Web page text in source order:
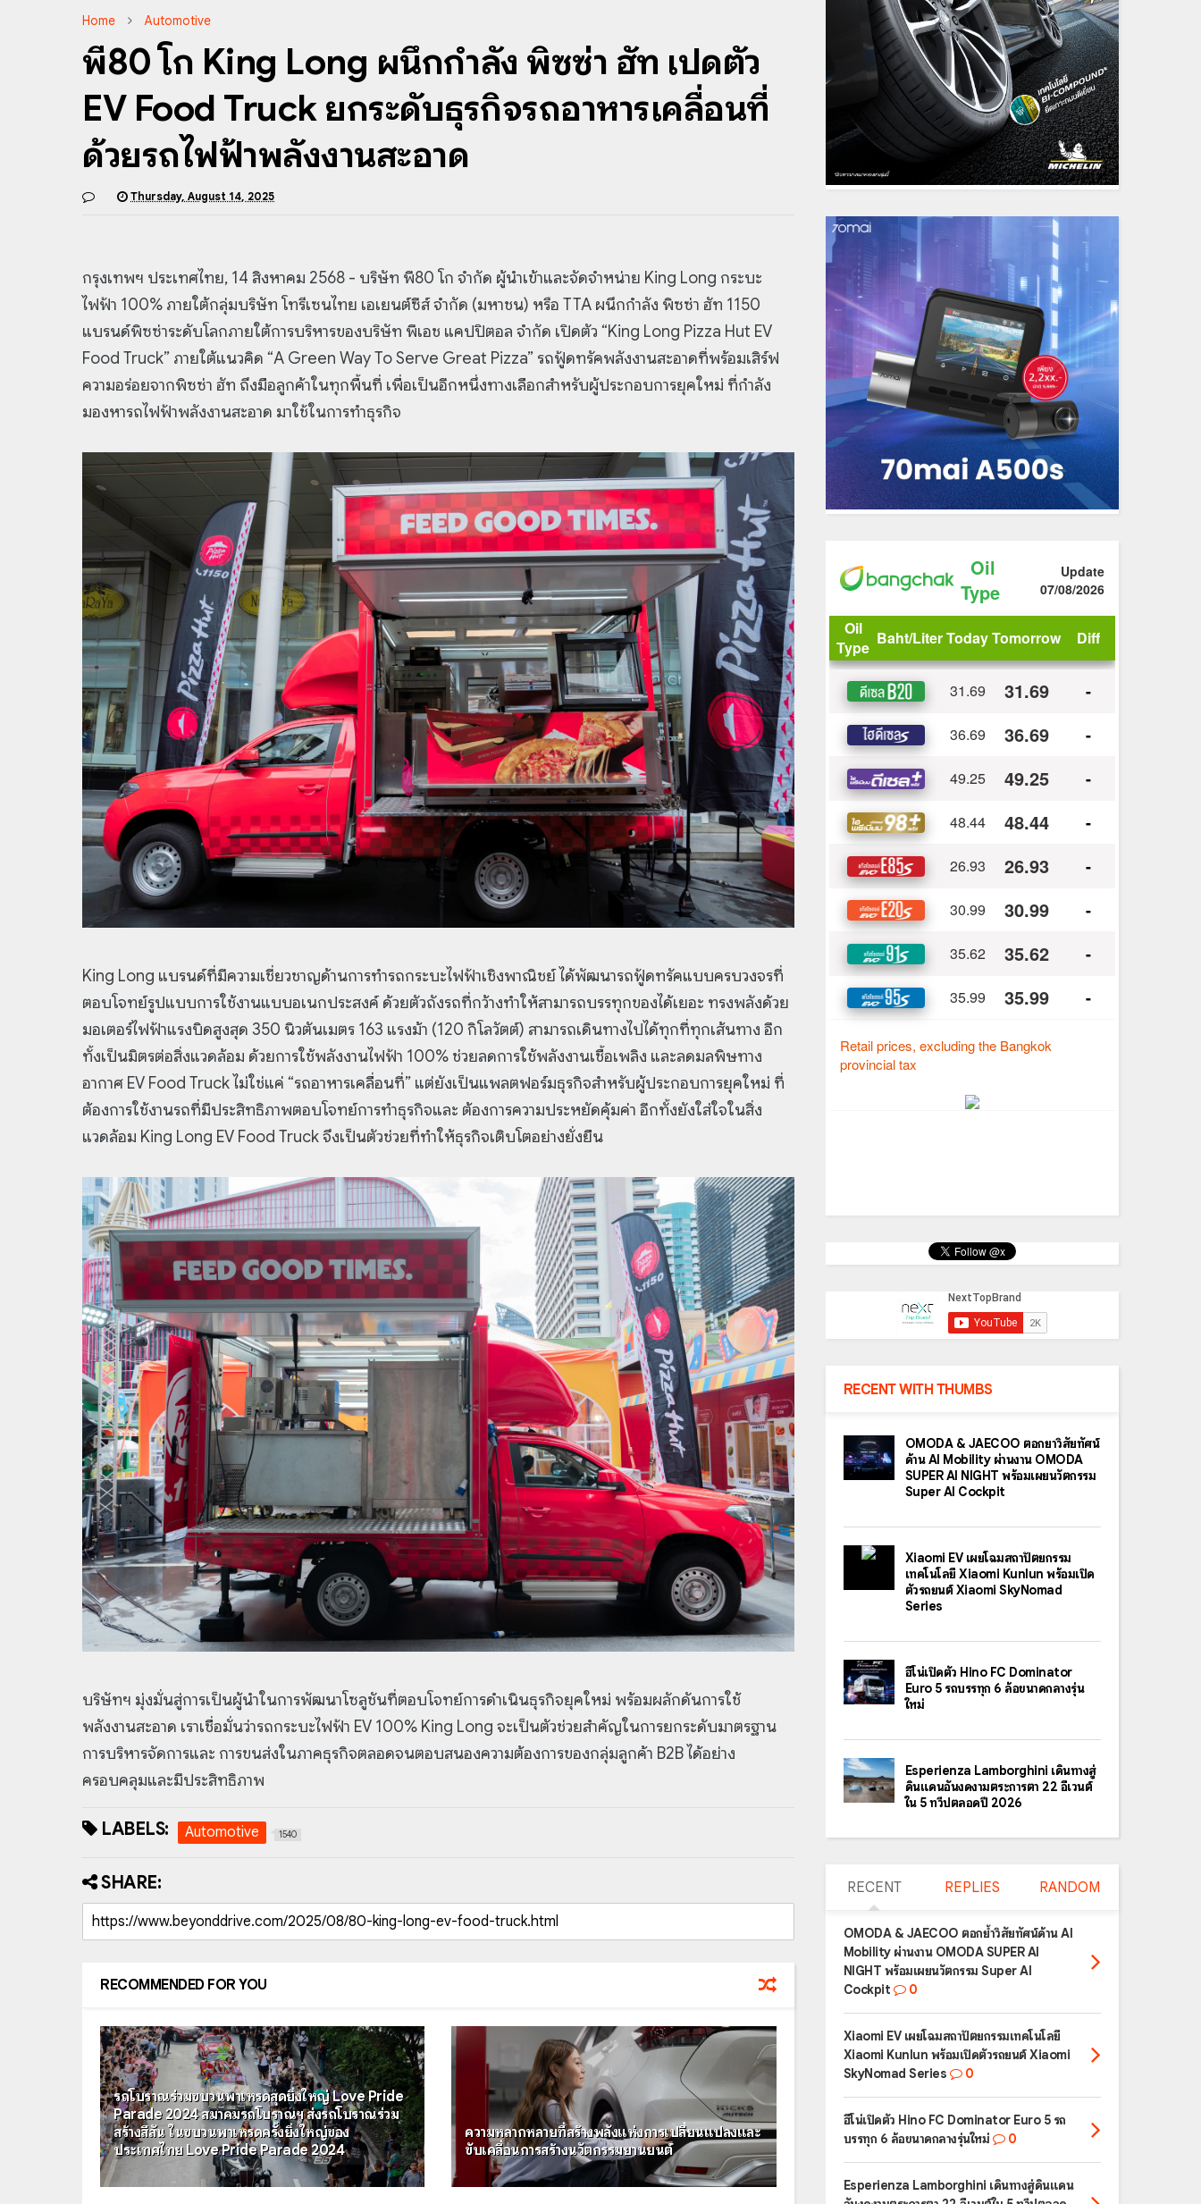
Home Automotive
พี80 โก King Long ผนึกกำลัง พิซซ่า ฮัท เปิดตัว
EV Food Truck ยกระดับธุรกิจรถอาหารเคลื่อนที่
ด้วยรถไฟฟ้าพลังงานสะอาด
Thursday, August 14, 2025
กรุงเทพฯ ประเทศไทย, 14 สิงหาคม 2568 - บริษัท พี80 โก จำกัด ผู้นำเข้าและจัดจำหน่าย King Long กระบะ
ไฟฟ้า 100% ภายใต้กลุ่มบริษัท โทรีเซนไทย เอเยนต์ซีส์ จำกัด (มหาชน) หรือ TTA ผนึกกำลัง พิซซ่า ฮัท 1150
แบรนด์พิซซ่าระดับโลกภายใต้การบริหารของบริษัท พีเอช แคปปิตอล จำกัด เปิดตัว “King Long Pizza Hut EV
Food Truck” ภายใต้แนวคิด “A Green Way To Serve Great Pizza” รถฟู้ดทรัคพลังงานสะอาดที่พร้อมเสิร์ฟ
ความอร่อยจากพิซซ่า ฮัท ถึงมือลูกค้าในทุกพื้นที่ เพื่อเป็นอีกหนึ่งทางเลือกสำหรับผู้ประกอบการยุคใหม่ ที่กำลัง
มองหารถไฟฟ้าพลังงานสะอาด มาใช้ในการทำธุรกิจ
King Long แบรนด์ที่มีความเชี่ยวชาญด้านการทำรถกระบะไฟฟ้าเชิงพาณิชย์ ได้พัฒนารถฟู้ดทรัคแบบครบวงจรที่
ตอบโจทย์รูปแบบการใช้งานแบบอเนกประสงค์ ด้วยตัวถังรถที่กว้างทำให้สามารถบรรทุกของได้เยอะ ทรงพลังด้วย
มอเตอร์ไฟฟ้าแรงบิดสูงสุด 350 นิวตันเมตร 163 แรงม้า (120 กิโลวัตต์) สามารถเดินทางไปได้ทุกที่ทุกเส้นทาง อีก
ทั้งเป็นมิตรต่อสิ่งแวดล้อม ด้วยการใช้พลังงานไฟฟ้า 100% ช่วยลดการใช้พลังงานเชื้อเพลิง และลดมลพิษทาง
อากาศ EV Food Truck ไม่ใช่แค่ “รถอาหารเคลื่อนที่” แต่ยังเป็นแพลตฟอร์มธุรกิจสำหรับผู้ประกอบการยุคใหม่ ที่
ต้องการใช้งานรถที่มีประสิทธิภาพตอบโจทย์การทำธุรกิจและ ต้องการความประหยัดคุ้มค่า อีกทั้งยังใส่ใจในสิ่ง
แวดล้อม King Long EV Food Truck จึงเป็นตัวช่วยที่ทำให้ธุรกิจเติบโตอย่างยั่งยืน
บริษัทฯ มุ่งมั่นสู่การเป็นผู้นำในการพัฒนาโซลูชันที่ตอบโจทย์การดำเนินธุรกิจยุคใหม่ พร้อมผลักดันการใช้
พลังงานสะอาด เราเชื่อมั่นว่ารถกระบะไฟฟ้า EV 100% King Long จะเป็นตัวช่วยสำคัญในการยกระดับมาตรฐาน
การบริหารจัดการและ การขนส่งในภาคธุรกิจตลอดจนตอบสนองความต้องการของกลุ่มลูกค้า B2B ได้อย่าง
ครอบคลุมและมีประสิทธิภาพ
LABELS: Automotive 1540
SHARE:
RECOMMENDED FOR YOU
รถโบราณร่วมขบวนพาเหรดสุดยิ่งใหญ่ Love Pride
Parade 2024 สมาคมรถโบราณฯ ส่งรถโบราณร่วม
สร้างสีสัน ในขบวนพาเหรดครั้งยิ่งใหญ่ของ
ประเทศไทย Love Pride Parade 2024
ความหลากหลายที่สร้างพลังแห่งการเปลี่ยนแปลงและ
ขับเคลื่อนการสร้างนวัตกรรมยานยนต์
RECENT WITH THUMBS
OMODA & JAECOO ตอกย้ำวิสัยทัศน์
ด้าน AI Mobility ผ่านงาน OMODA
SUPER AI NIGHT พร้อมเผยนวัตกรรม
Super AI Cockpit
Xiaomi EV เผยโฉมสถาปัตยกรรม
เทคโนโลยี Xiaomi Kunlun พร้อมเปิด
ตัวรถยนต์ Xiaomi SkyNomad
Series
ฮีโน่เปิดตัว Hino FC Dominator
Euro 5 รถบรรทุก 6 ล้อขนาดกลางรุ่น
ใหม่
Esperienza Lamborghini เดินทางสู่
ดินแดนอันงดงามตระการตา 22 อีเวนต์
ใน 5 ทวีปตลอดปี 2026
RECENT REPLIES RANDOM
OMODA & JAECOO ตอกย้ำวิสัยทัศน์ด้าน AI
Mobility ผ่านงาน OMODA SUPER AI
NIGHT พร้อมเผยนวัตกรรม Super AI
Cockpit
0
Xiaomi EV เผยโฉมสถาปัตยกรรมเทคโนโลยี
Xiaomi Kunlun พร้อมเปิดตัวรถยนต์ Xiaomi
SkyNomad Series
0
ฮีโน่เปิดตัว Hino FC Dominator Euro 5 รถ
บรรทุก 6 ล้อขนาดกลางรุ่นใหม่
0
Esperienza Lamborghini เดินทางสู่ดินแดน